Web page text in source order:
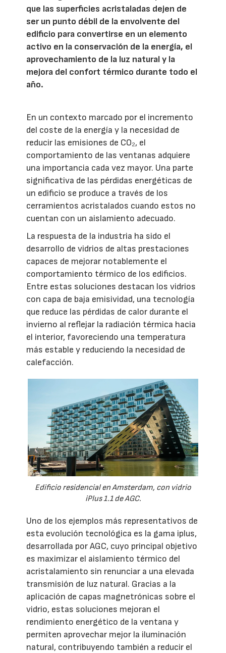
que las superficies acristaladas dejen de
ser un punto débil de la envolvente del
edificio para convertirse en un elemento
activo en la conservación de la energía, el
aprovechamiento de la luz natural y la
mejora del confort térmico durante todo el
año.
En un contexto marcado por el incremento
del coste de la energía y la necesidad de
reducir las emisiones de CO₂, el
comportamiento de las ventanas adquiere
una importancia cada vez mayor. Una parte
significativa de las pérdidas energéticas de
un edificio se produce a través de los
cerramientos acristalados cuando estos no
cuentan con un aislamiento adecuado.
La respuesta de la industria ha sido el
desarrollo de vidrios de altas prestaciones
capaces de mejorar notablemente el
comportamiento térmico de los edificios.
Entre estas soluciones destacan los vidrios
con capa de baja emisividad, una tecnología
que reduce las pérdidas de calor durante el
invierno al reflejar la radiación térmica hacia
el interior, favoreciendo una temperatura
más estable y reduciendo la necesidad de
calefacción.
Edificio residencial en Amsterdam, con vidrio
iPlus 1.1 de AGC.
Uno de los ejemplos más representativos de
esta evolución tecnológica es la gama iplus,
desarrollada por AGC, cuyo principal objetivo
es maximizar el aislamiento térmico del
acristalamiento sin renunciar a una elevada
transmisión de luz natural. Gracias a la
aplicación de capas magnetrónicas sobre el
vidrio, estas soluciones mejoran el
rendimiento energético de la ventana y
permiten aprovechar mejor la iluminación
natural, contribuyendo también a reducir el